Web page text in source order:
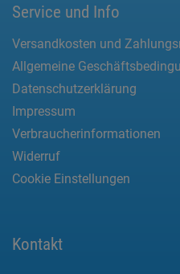
Service und Info
Versandkosten und
Allgemeine
Datenschutzerklärung
Impressum
Verbraucherinformationen
Widerruf
Cookie Einstellungen
Kontakt